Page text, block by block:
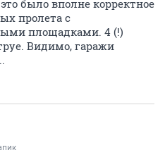
было вполне корректное
пролета с
площадками. 4 (!)
Видимо, гаражи